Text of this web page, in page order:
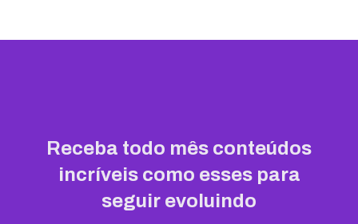
Receba todo mês conteúdos
incríveis como esses para
seguir evoluindo